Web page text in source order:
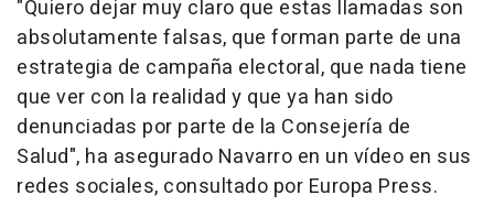
"Quiero dejar muy claro que estas llamadas son
absolutamente falsas, que forman parte de una
estrategia de campaña electoral, que nada tiene
que ver con la realidad y que ya han sido
denunciadas por parte de la Consejería de
Salud", ha asegurado Navarro en un vídeo en sus
redes sociales, consultado por Europa Press.